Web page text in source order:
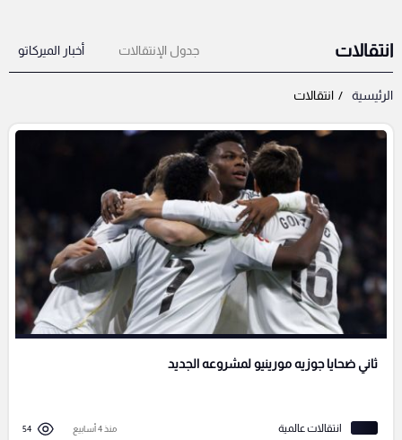
انتقالات جدول الإنتقالات أخبار الميركاتو
الرئيسية انتقالات
انتقالات عالمية
ثاني ضحايا جوزيه مورينيو لمشروعه الجديد
منذ 4 أسابيع 54